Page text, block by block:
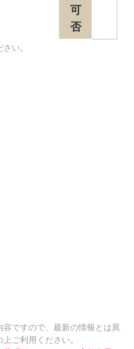
可
否
い。
ですので、最新の情報とは異
ご利用ください。